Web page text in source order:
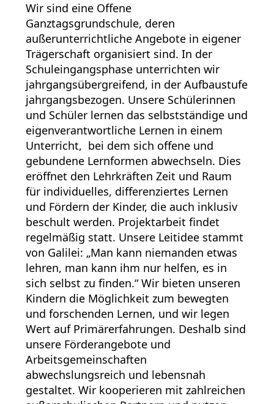
Wir sind eine Offene
Ganztagsgrundschule, deren
außerunterrichtliche Angebote in eigener
Trägerschaft organisiert sind. In der
Schuleingangsphase unterrichten wir
jahrgangsübergreifend, in der Aufbaustufe
jahrgangsbezogen. Unsere Schülerinnen
und Schüler lernen das selbstständige und
eigenverantwortliche Lernen in einem
Unterricht, bei dem sich offene und
gebundene Lernformen abwechseln. Dies
eröffnet den Lehrkräften Zeit und Raum
für individuelles, differenziertes Lernen
und Fördern der Kinder, die auch inklusiv
beschult werden. Projektarbeit findet
regelmäßig statt. Unsere Leitidee stammt
von Galilei: „Man kann niemanden etwas
lehren, man kann ihm nur helfen, es in
sich selbst zu finden.“ Wir bieten unseren
Kindern die Möglichkeit zum bewegten
und forschenden Lernen, und wir legen
Wert auf Primärerfahrungen. Deshalb sind
unsere Förderangebote und
Arbeitsgemeinschaften
abwechslungsreich und lebensnah
gestaltet. Wir kooperieren mit zahlreichen